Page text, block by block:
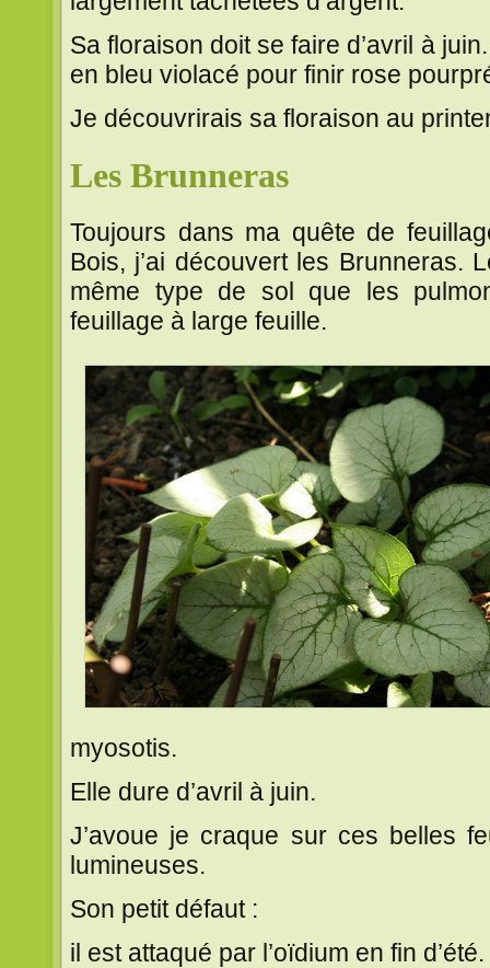
Sa floraison doit se faire d’avril à
en bleu violacé pour finir rose
Je découvrirais sa floraison au
Les Brunneras
Toujours dans ma quête de
Bois, j’ai découvert les Brunneras.
même type de sol que les
feuillage à large feuille.
myosotis.
Elle dure d’avril à juin.
J’avoue je craque sur ces belles
lumineuses.
Son petit défaut :
il est attaqué par l’oïdium en fin d’été.